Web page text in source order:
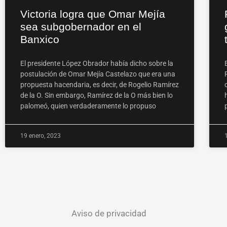
Victoria logra que Omar Mejía
sea subgobernador en el
Banxico
El presidente López Obrador había dicho sobre la
postulación de Omar Mejía Castelazo que era una
propuesta hacendaria, es decir, de Rogelio Ramírez
de la O. Sin embargo, Ramírez de la O más bien lo
palomeó, quien verdaderamente lo propuso
19 enero, 2023
Aviso de privacidad